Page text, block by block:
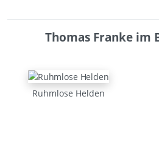
Thomas Franke im
Ruhmlose Helden